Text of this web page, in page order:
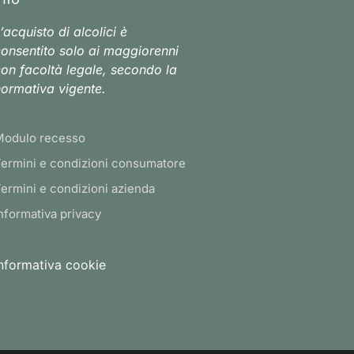
di alcolici è
solo ai maggiorenni
facoltà legale, secondo la
vigente.
recesso
e condizioni consumatore
e condizioni azienda
privacy
cookie